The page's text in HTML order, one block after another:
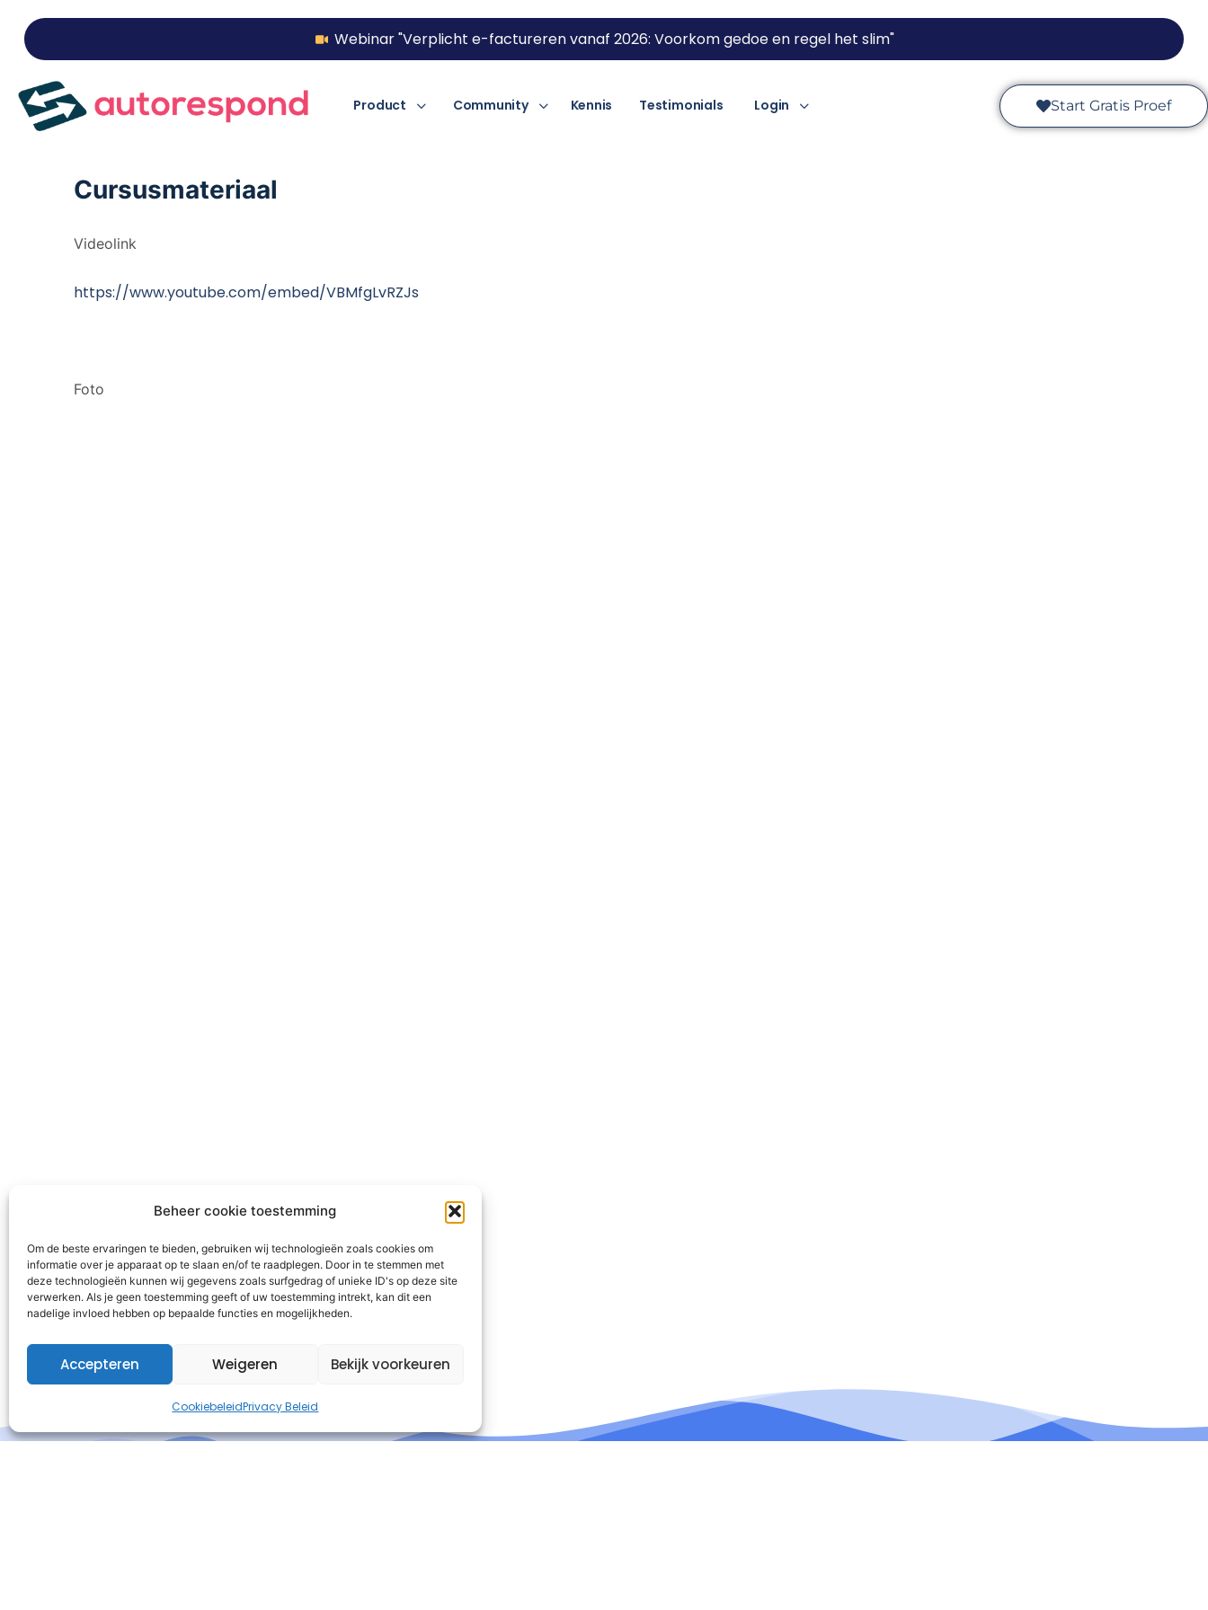
Beheer cookie toestemming
Om de beste ervaringen te bieden, gebruiken wij technologieën zoals cookies om
informatie over je apparaat op te slaan en/of te raadplegen. Door in te stemmen met
deze technologieën kunnen wij gegevens zoals surfgedrag of unieke ID's op deze site
verwerken. Als je geen toestemming geeft of uw toestemming intrekt, kan dit een
nadelige invloed hebben op bepaalde functies en mogelijkheden.
Accepteren Weigeren Bekijk voorkeuren
CookiebeleidPrivacy Beleid
Webinar "Verplicht e-factureren vanaf 2026: Voorkom gedoe en regel het slim"
Product Community Kennis Testimonials Login Start Gratis Proef
Cursusmateriaal
Videolink
https://www.youtube.com/embed/VBMfgLvRZJs
Foto